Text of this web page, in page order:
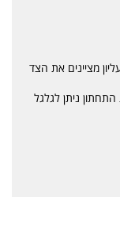
מציינים את הצד
ניתן לגלגל